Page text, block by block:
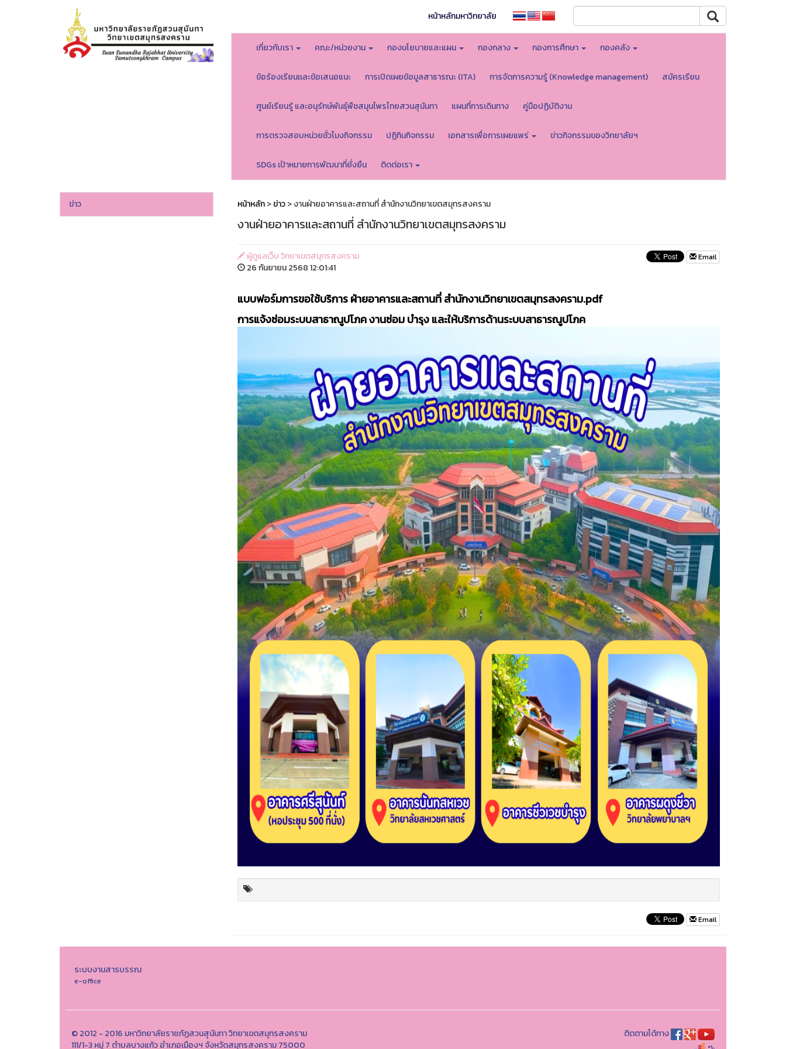
หน้าหลักมหาวิทยาลัย
เกี่ยวกับเรา คณะ/หน่วยงาน กองนโยบายและแผน กองกลาง กองการศึกษา กองคลัง
ข้อร้องเรียนเเละข้อเสนอแนะ การเปิดเผยข้อมูลสาธารณะ (ITA) การจัดการความรู้ (Knowledge management) สมัครเรียน
ศูนย์เรียนรู้ และอนุรักษ์พันธุ์พืชสมุนไพรไทยสวนสุนันทา แผนที่การเดินทาง คู่มือปฏิบัติงาน
การตรวจสอบหน่วยชั่วโมงกิจกรรม ปฏิทินกิจกรรม เอกสารเพื่อการเผยแพร่ ข่าวกิจกรรมของวิทยาลัยฯ
SDGs เป้าหมายการพัฒนาที่ยั่งยืน ติดต่อเรา
ข่าว หน้าหลัก>ข่าว> งานฝ่ายอาคารและสถานที่ สำนักงานวิทยาเขตสมุทรสงคราม
งานฝ่ายอาคารและสถานที่ สำนักงานวิทยาเขตสมุทรสงคราม
ผู้ดูแลเว็บ วิทยาเขตสมุทรสงคราม
26 กันยายน 2568 12:01:41
Email
แบบฟอร์มการขอใช้บริการ ฝ่ายอาคารและสถานที่ สำนักงานวิทยาเขตสมุทรสงคราม.pdf
การแจ้งซ่อมระบบสาธาณูปโภค งานซ่อม บํารุง และให้บริการด้านระบบสาธารณูปโภค
Email
ระบบงานสารบรรณ
e-office
© 2012 - 2016 มหาวิทยาลัยราชภัฏสวนสุนันทา วิทยาเขตสมุทรสงคราม
111/1-3 หมู่ 7 ตำบลบางแก้ว อำเภอเมืองฯ จังหวัดสมุทรสงคราม 75000
ติดตามได้ทาง